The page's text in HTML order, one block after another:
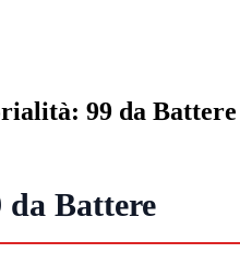
99 da Battere
Battere